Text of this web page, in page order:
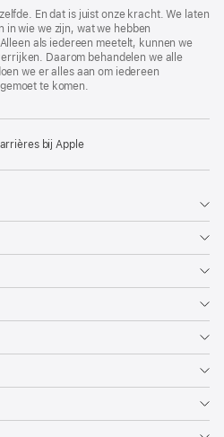
En dat is juist onze kracht. We laten
wie we zijn, wat we hebben
als iedereen meetelt, kunnen we
Daarom behandelen we alle
we er alles aan om iedereen
te komen.
bij Apple